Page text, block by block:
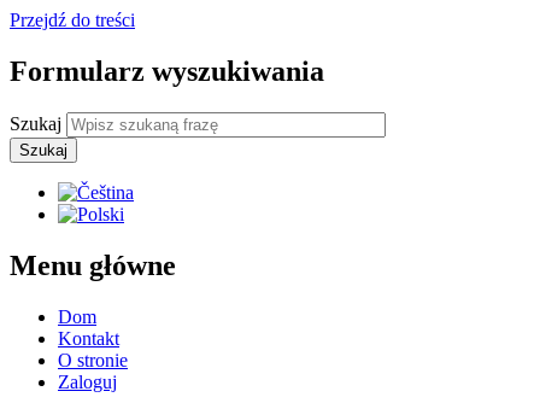
Przejdź do treści
Formularz wyszukiwania
Szukaj
Menu główne
Dom
Kontakt
O stronie
Zaloguj